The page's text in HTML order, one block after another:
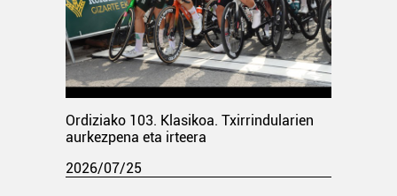
Ordiziako 103. Klasikoa. Txirrindularien
aurkezpena eta irteera
2026/07/25